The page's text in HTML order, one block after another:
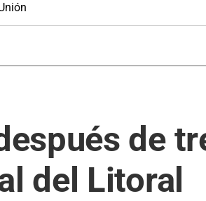
de
del Litoral